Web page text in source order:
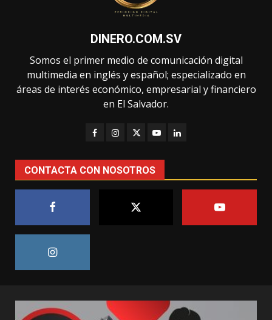
DINERO.COM.SV
Somos el primer medio de comunicación digital
multimedia en inglés y español; especializado en
áreas de interés económico, empresarial y financiero
en El Salvador.
CONTACTA CON NOSOTROS